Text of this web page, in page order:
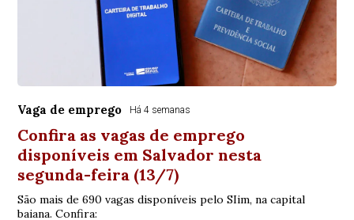
Vaga de emprego Há 4 semanas
Confira as vagas de emprego
disponíveis em Salvador nesta
segunda-feira (13/7)
São mais de 690 vagas disponíveis pelo SIim, na capital
baiana. Confira: